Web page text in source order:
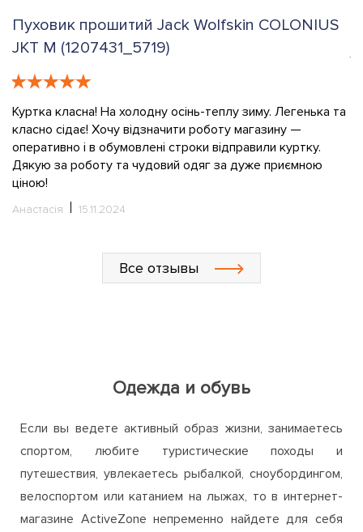
Пуховик прошитий Jack Wolfskin COLONIUS
JKT M (1207431_5719)
Куртка класна! На холодну осінь-теплу зиму. Легенька та
класно сідає! Хочу відзначити роботу магазину —
оперативно і в обумовлені строки відправили куртку.
Дякую за роботу та чудовий одяг за дуже приємною
ціною!
Анастасія 15.11.2024
Все отзывы
Одежда и обувь
Если вы ведете активный образ жизни, занимаетесь
спортом, любите туристические походы и
путешествия, увлекаетесь рыбалкой, сноубордингом,
велоспортом или катанием на лыжах, то в интернет-
магазине ActiveZone непременно найдете для себя